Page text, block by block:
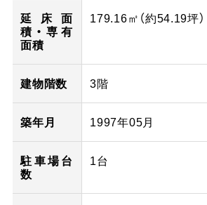
延床面
積・専有
面積
179.16㎡（約54.19坪）
建物階数 3階
築年月 1997年05月
駐車場台
数
1台